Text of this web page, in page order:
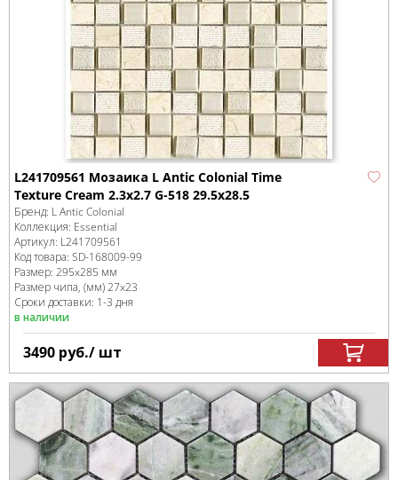
L241709561 Мозаика L Antic Colonial Time
Texture Cream 2.3x2.7 G-518 29.5x28.5
Бренд: L Antic Colonial
Коллекция: Essential
Артикул: L241709561
Код товара: SD-168009-99
Размер: 295x285 мм
Размер чипа, (мм)27x23
Сроки доставки: 1-3 дня
в наличии
3490 руб./ шт